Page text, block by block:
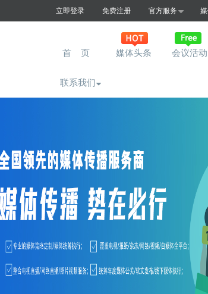
立即登录 免费注册 官方服务
首 页 媒体头条 会议活动
联系我们